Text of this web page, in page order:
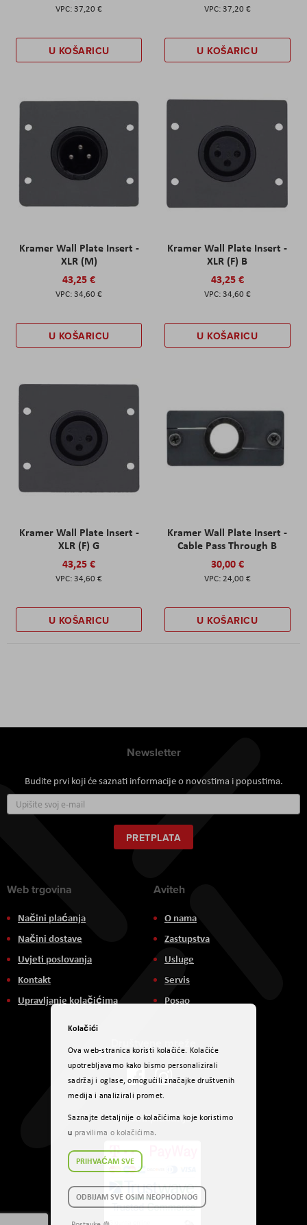
37,20 €
U KOŠARICU
37,20 €
U KOŠARICU
Kramer Wall Plate Insert -
XLR (M)
43,25 €
34,60 €
U KOŠARICU
Kramer Wall Plate Insert -
XLR (F) B
43,25 €
34,60 €
U KOŠARICU
Kramer Wall Plate Insert -
XLR (F) G
43,25 €
34,60 €
U KOŠARICU
Kramer Wall Plate Insert -
Cable Pass Through B
30,00 €
24,00 €
U KOŠARICU
Newsletter
Budite prvi koji će saznati informacije o novostima i popustima.
se
za
naš
newsletter:
PRETPLATA
Web trgovina
Načini plaćanja
Načini dostave
Uvjeti poslovanja
Kontakt
Upravljanje kolačićima
Aviteh
O nama
Zastupstva
Usluge
Servis
Posao
Društvene mreže
Načini plaćanja
Kolačići
Ova web-stranica koristi kolačiće. Kolačiće
upotrebljavamo kako bismo personalizirali
sadržaj i oglase, omogućili značajke društvenih
medija i analizirali promet.
Saznajte detaljnije o kolačićima koje koristimo
u pravilima o kolačićima.
PRIHVAĆAM SVE
ODBIJAM SVE OSIM NEOPHODNOG